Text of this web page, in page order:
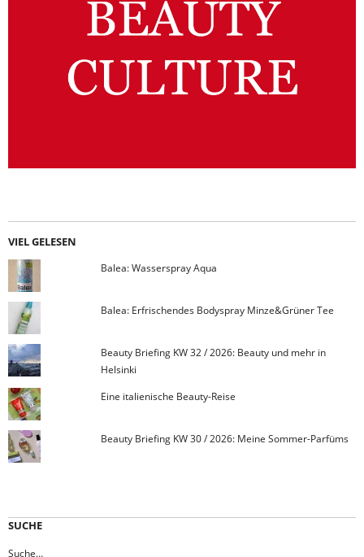
VIEL GELESEN
Balea: Wasserspray Aqua
Balea: Erfrischendes Bodyspray Minze&Grüner Tee
Beauty Briefing KW 32 / 2026: Beauty und mehr in
Helsinki
Eine italienische Beauty-Reise
Beauty Briefing KW 30 / 2026: Meine Sommer-Parfüms
SUCHE